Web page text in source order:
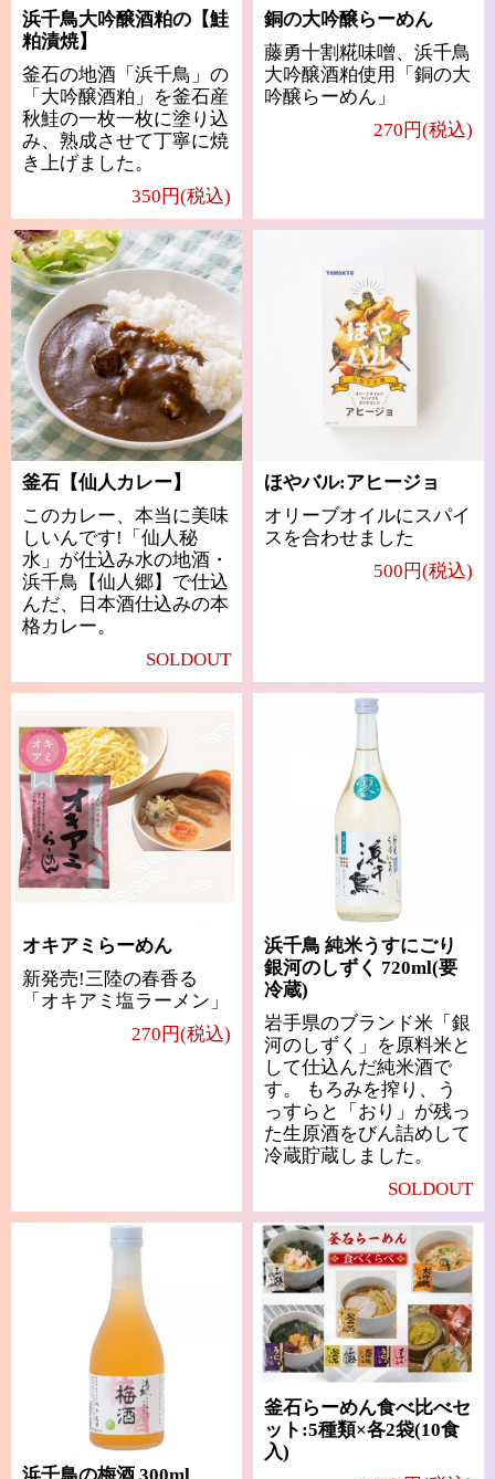
浜千鳥大吟醸酒粕の【鮭
粕漬焼】
釜石の地酒「浜千鳥」の
「大吟醸酒粕」を釜石産
秋鮭の一枚一枚に塗り込
み、熟成させて丁寧に焼
き上げました。
350円(税込)
銅の大吟醸らーめん
藤勇十割糀味噌、浜千鳥
大吟醸酒粕使用「銅の大
吟醸らーめん」
270円(税込)
釜石【仙人カレー】
このカレー、本当に美味
しいんです!「仙人秘
水」が仕込み水の地酒・
浜千鳥【仙人郷】で仕込
んだ、日本酒仕込みの本
格カレー。
SOLDOUT
ほやバル:アヒージョ
オリーブオイルにスパイ
スを合わせました
500円(税込)
オキアミらーめん
新発売!三陸の春香る
「オキアミ塩ラーメン」
270円(税込)
浜千鳥 純米うすにごり
銀河のしずく 720ml(要
冷蔵)
岩手県のブランド米「銀
河のしずく」を原料米と
して仕込んだ純米酒で
す。 もろみを搾り、う
っすらと「おり」が残っ
た生原酒をびん詰めして
冷蔵貯蔵しました。
SOLDOUT
釜石らーめん食べ比べセ
ット:5種類×各2袋(10食
入)